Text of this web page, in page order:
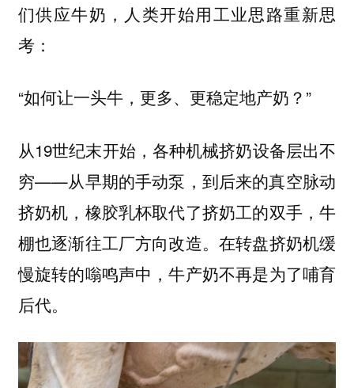
们供应牛奶，人类开始用工业思路重新思
考：
“如何让一头牛，更多、更稳定地产奶？”
从19世纪末开始，各种机械挤奶设备层出不
穷——从早期的手动泵，到后来的真空脉动
挤奶机，橡胶乳杯取代了挤奶工的双手，牛
棚也逐渐往工厂方向改造。在转盘挤奶机缓
慢旋转的嗡鸣声中，牛产奶不再是为了哺育
后代。